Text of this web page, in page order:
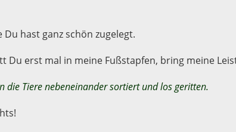
Du hast ganz schön zugelegt.
Du erst mal in meine Fußstapfen, bring meine
die Tiere nebeneinander sortiert und los geritten.